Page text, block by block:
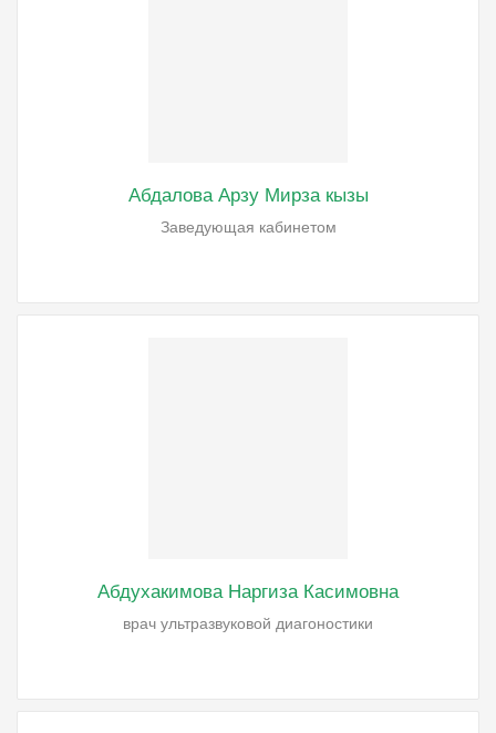
Абдалова Арзу Мирза кызы
Заведующая кабинетом
Абдухакимова Наргиза Касимовна
врач ультразвуковой диагоностики